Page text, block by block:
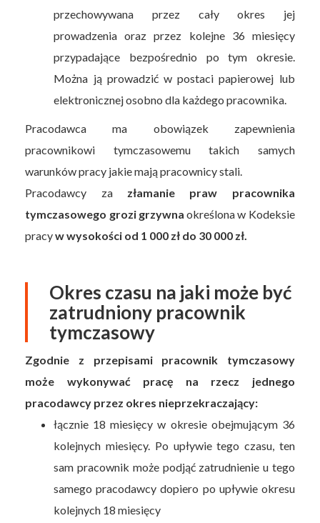
przechowywana przez cały okres jej
prowadzenia oraz przez kolejne 36 miesięcy
przypadające bezpośrednio po tym okresie.
Można ją prowadzić w postaci papierowej lub
elektronicznej osobno dla każdego pracownika.
Pracodawca ma obowiązek zapewnienia
pracownikowi tymczasowemu takich samych
warunków pracy jakie mają pracownicy stali.
Pracodawcy za złamanie praw pracownika
tymczasowego grozi grzywna określona w Kodeksie
pracyw wysokości od 1 000 zł do 30 000 zł.
Okres czasu na jaki może być
zatrudniony pracownik
tymczasowy
Zgodnie z przepisami pracownik tymczasowy
może wykonywać pracę na rzecz jednego
pracodawcy przez okres nieprzekraczający:
łącznie 18 miesięcy w okresie obejmującym 36
kolejnych miesięcy. Po upływie tego czasu, ten
sam pracownik może podjąć zatrudnienie u tego
samego pracodawcy dopiero po upływie okresu
kolejnych 18 miesięcy